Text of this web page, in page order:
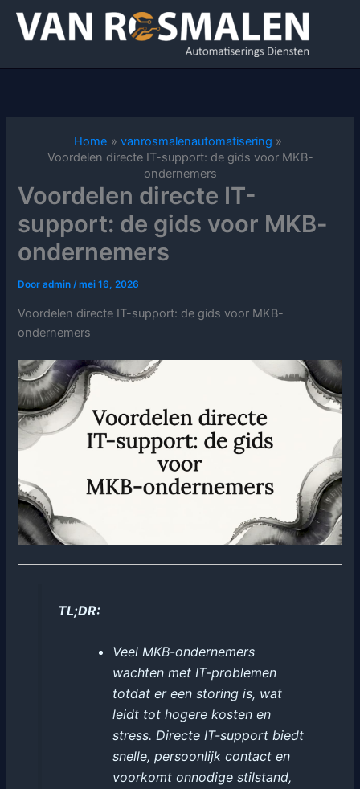
naar
inhoud
Home
vanrosmalenautomatisering
Voordelen directe IT-support: de gids voor MKB-
ondernemers
Voordelen directe IT-
support: de gids voor MKB-
ondernemers
Dooradmin/mei 16, 2026
Voordelen directe IT-support: de gids voor MKB-
ondernemers
TL;DR:
Veel MKB-ondernemers
wachten met IT-problemen
totdat er een storing is, wat
leidt tot hogere kosten en
stress. Directe IT-support biedt
snelle, persoonlijk contact en
voorkomt onnodige stilstand,